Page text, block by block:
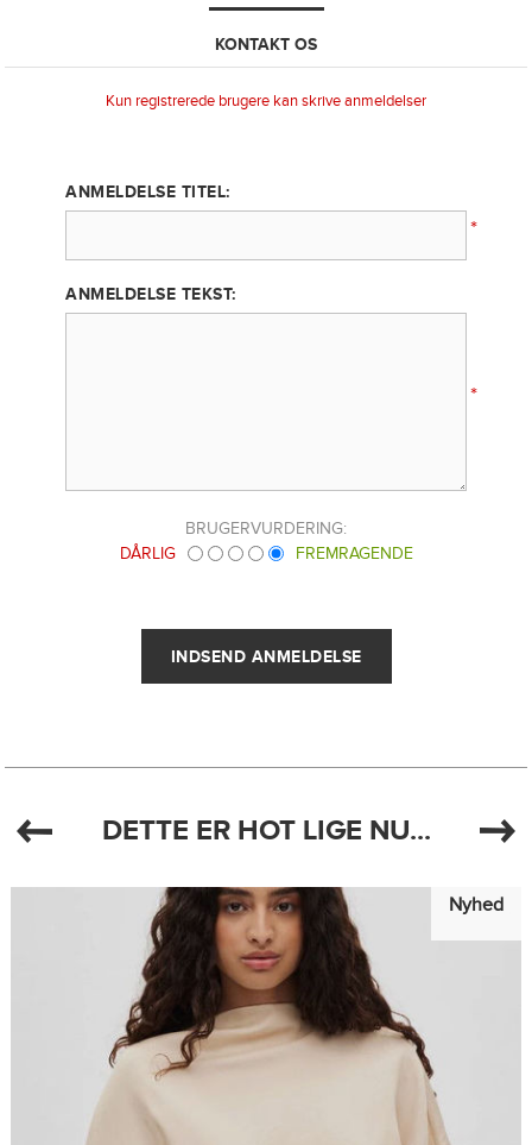
KONTAKT OS
Kun registrerede brugere kan skrive anmeldelser
ANMELDELSE TITEL:
*
ANMELDELSE TEKST:
*
BRUGERVURDERING:
DÅRLIG
FREMRAGENDE
DETTE ER HOT LIGE NU...
Nyhed